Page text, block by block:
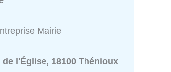
Mairie
de l'Église, 18100 Thénioux